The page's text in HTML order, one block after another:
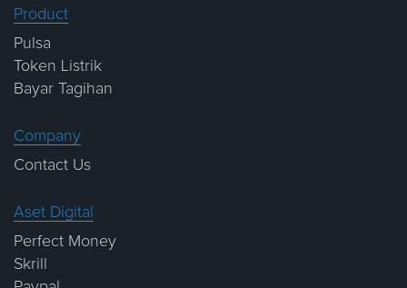
Product
Pulsa
Token Listrik
Bayar Tagihan
Company
Contact Us
Aset Digital
Perfect Money
Skrill